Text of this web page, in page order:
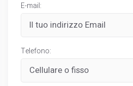
E-mail:
Telefono: